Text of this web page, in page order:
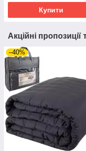
Купити
Акційні пропозиції
–40%